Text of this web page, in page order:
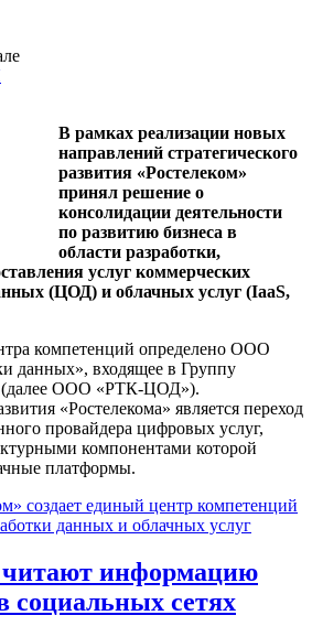
В рамках реализации новых
направлений стратегического
развития «Ростелеком»
принял решение о
консолидации деятельности
по развитию бизнеса в
области разработки,
услуг коммерческих
(ЦОД) и облачных услуг (IaaS,
компетенций определено ООО
данных», входящее в Группу
(далее ООО «РТК-ЦОД»).
«Ростелекома» является переход
провайдера цифровых услуг,
компонентами которой
платформы.
создает единый центр компетенций
данных и облачных услуг
читают информацию
сетях